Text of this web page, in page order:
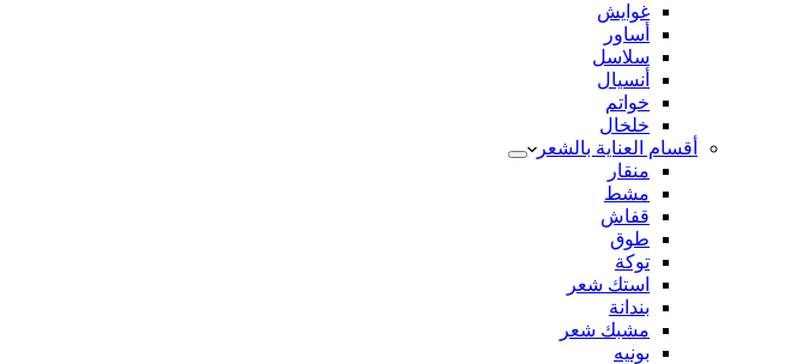
غوايش
أساور
سلاسل
أنسيال
خواتم
خلخال
أقسام العناية بالشعر
منقار
مشط
قفاش
طوق
توكة
استك شعر
بندانة
مشبك شعر
بونيه